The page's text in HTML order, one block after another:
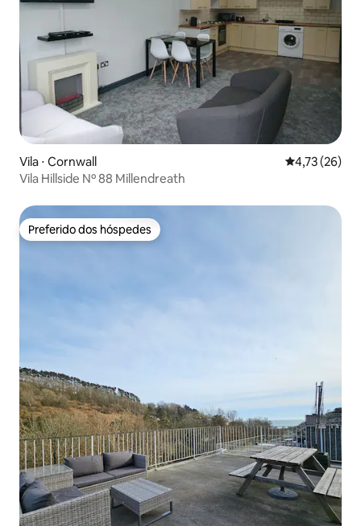
Vila ⋅ Cornwall 4,73 de uma
4,73 (26)
Vila Hillside Nº 88 Millendreath
Preferido dos hóspedes
Preferido dos hóspedes